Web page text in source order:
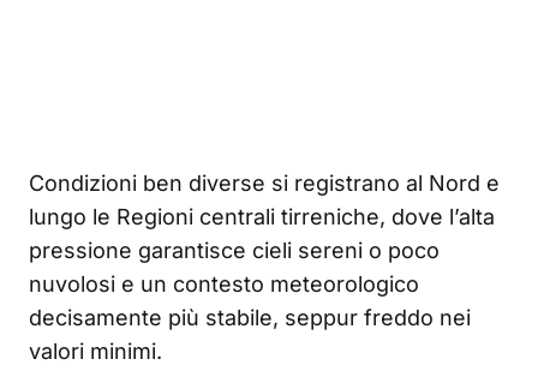
Condizioni ben diverse si registrano al Nord e
lungo le Regioni centrali tirreniche, dove l’alta
pressione garantisce cieli sereni o poco
nuvolosi e un contesto meteorologico
decisamente più stabile, seppur freddo nei
valori minimi.